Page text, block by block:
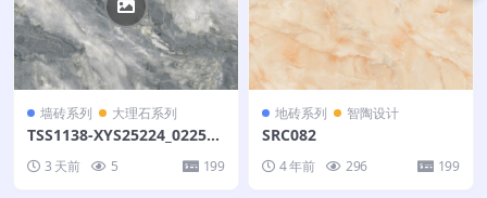
墙砖系列 大理石系列
TSS1138-XYS25224_022516
3 天前 5 199
地砖系列 智陶设计
SRC082
4 年前 296 199